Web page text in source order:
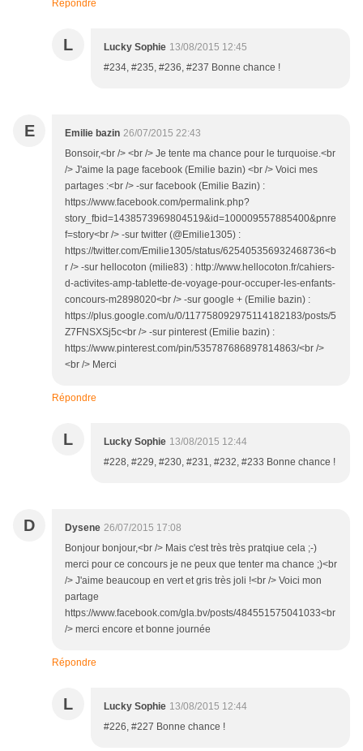
Répondre
L Lucky Sophie 13/08/2015 12:45
#234, #235, #236, #237 Bonne chance !
E Emilie bazin 26/07/2015 22:43
Bonsoir,<br /> <br /> Je tente ma chance pour le turquoise.<br
/> J'aime la page facebook (Emilie bazin) <br /> Voici mes
partages :<br /> -sur facebook (Emilie Bazin) :
https://www.facebook.com/permalink.php?
story_fbid=1438573969804519&id=100009557885400&pnre
f=story<br /> -sur twitter (@Emilie1305) :
https://twitter.com/Emilie1305/status/625405356932468736<b
r /> -sur hellocoton (milie83) : http://www.hellocoton.fr/cahiers-
d-activites-amp-tablette-de-voyage-pour-occuper-les-enfants-
concours-m2898020<br /> -sur google + (Emilie bazin) :
https://plus.google.com/u/0/117758092975114182183/posts/5
Z7FNSXSj5c<br /> -sur pinterest (Emilie bazin) :
https://www.pinterest.com/pin/535787686897814863/<br />
<br /> Merci
Répondre
L Lucky Sophie 13/08/2015 12:44
#228, #229, #230, #231, #232, #233 Bonne chance !
D Dysene 26/07/2015 17:08
Bonjour bonjour,<br /> Mais c'est très très pratqiue cela ;-)
merci pour ce concours je ne peux que tenter ma chance ;)<br
/> J'aime beaucoup en vert et gris très joli !<br /> Voici mon
partage
https://www.facebook.com/gla.bv/posts/484551575041033<br
/> merci encore et bonne journée
Répondre
L Lucky Sophie 13/08/2015 12:44
#226, #227 Bonne chance !